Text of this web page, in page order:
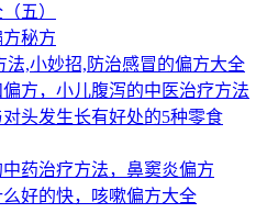
五）
秘方
法,小妙招,防治感冒的偏方大全
方，小儿腹泻的中医治疗方法
头发生长有好处的5种零食
药治疗方法，鼻窦炎偏方
好的快，咳嗽偏方大全